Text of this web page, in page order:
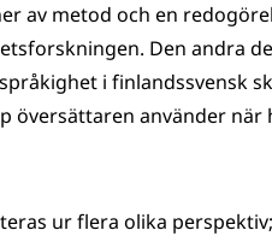
av metod och en
Den andra
i finlandssvensk
översättaren använder när
ur flera olika perspektiv;